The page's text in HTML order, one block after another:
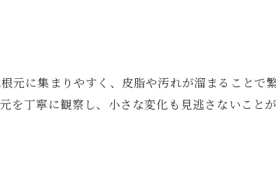
アステップ
元に集まりやすく、皮脂や汚れが溜まることで
を丁寧に観察し、小さな変化も見逃さないこと